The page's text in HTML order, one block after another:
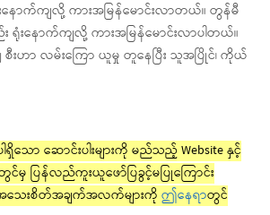
ောက်ကျလို့ ကားအမြန်မောင်းလာတယ်။ တွန်မီ
းနောက်ကျလို့ ကားအမြန်မောင်းလာပါတယ်။
စီးဟာ လမ်းကြော ယူမှု တူနေပြီး သူအပြိုင်၊ ကိုယ်
ရှိသော ဆောင်းပါးများကို မည်သည့် Website နှင့်
ါ်တွင်မှ ပြန်လည်ကူးယူဖော်ပြခွင့်မပြုကြောင်း
သေးစိတ်အချက်အလက်များကို ဤနေရာတွင်